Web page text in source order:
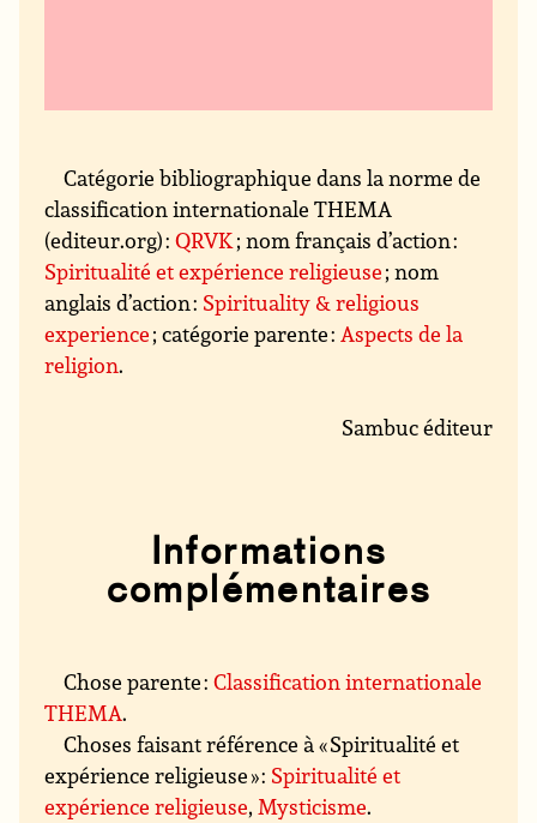
Catégorie bibliographique dans la norme de
classification internationale THEMA
(editeur.org) :QRVK; nom français d’action :
Spiritualité et expérience religieuse; nom
anglais d’action : Spirituality & religious
experience; catégorie parente :Aspects de la
religion.
Sambuc éditeur
Informations
complémentaires
Chose parente :Classification internationale
THEMA.
Choses faisant référence à « Spiritualité et
expérience religieuse » : Spiritualité et
expérience religieuse,Mysticisme.